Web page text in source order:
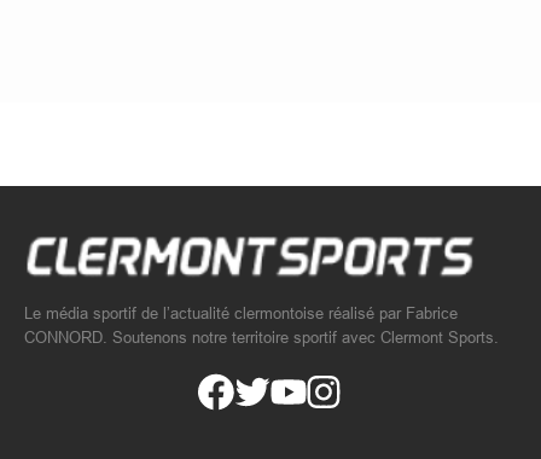
Le média sportif de l’actualité clermontoise réalisé par Fabrice
CONNORD. Soutenons notre territoire sportif avec Clermont Sports.